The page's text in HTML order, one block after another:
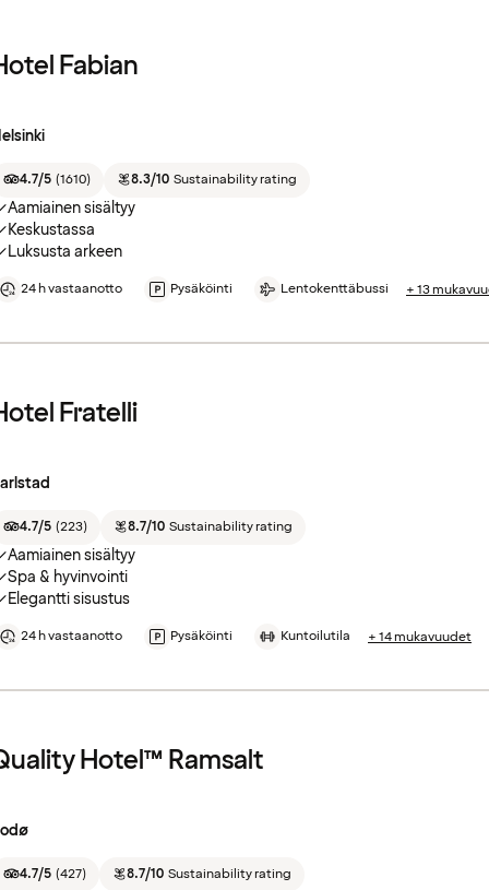
Fabian
4.7/5 (1610) 8.3/10 Sustainability rating
Aamiainen sisältyy
Keskustassa
Luksusta arkeen
24 h vastaanotto Pysäköinti Lentokenttäbussi + 13
Fratelli
4.7/5 (223) 8.7/10 Sustainability rating
Aamiainen sisältyy
Spa & hyvinvointi
Elegantti sisustus
24 h vastaanotto Pysäköinti Kuntoilutila + 14 mukavuudet
Hotel™ Ramsalt
4.7/5 (427) 8.7/10 Sustainability rating